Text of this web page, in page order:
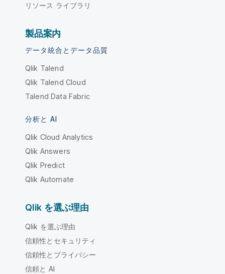
リソース ライブラリ
製品案内
データ統合とデータ品質
Qlik Talend
Qlik Talend Cloud
Talend Data Fabric
分析と AI
Qlik Cloud Analytics
Qlik Answers
Qlik Predict
Qlik Automate
Qlik を選ぶ理由
Qlik を選ぶ理由
信頼性とセキュリティ
信頼性とプライバシー
信頼と AI